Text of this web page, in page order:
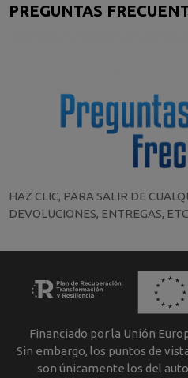
PREGUNTAS
HAZ CLIC, PARA SALIR DE
DEVOLUCIONES, ENTREGAS,
Financiado por la Unión
Sin embargo, los puntos de
son únicamente los del